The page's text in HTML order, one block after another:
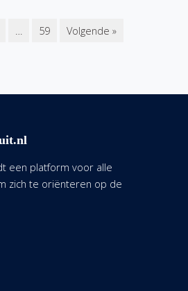
… 59 Volgende »
een platform voor alle
zich te oriënteren op de